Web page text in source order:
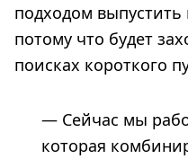
подходом выпустить
потому что будет
поисках короткого
— Сейчас мы
которая